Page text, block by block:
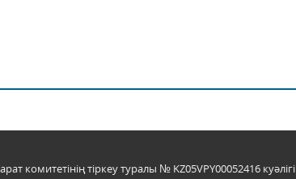
комитетінің тіркеу туралы № KZ05VPY00052416 куәлігі